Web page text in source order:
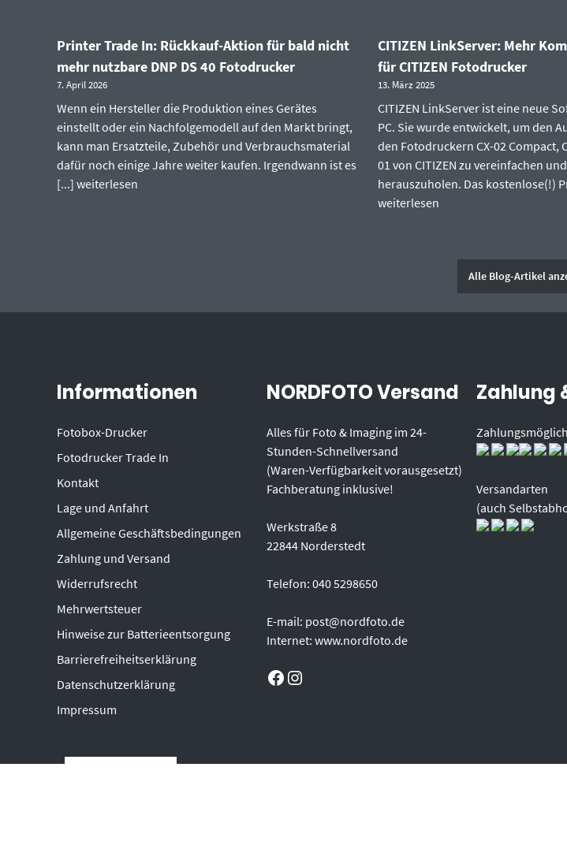
Printer Trade In: Rückkauf-Aktion für bald nicht
mehr nutzbare DNP DS 40 Fotodrucker
7. April 2026
Wenn ein Hersteller die Produktion eines Gerätes
einstellt oder ein Nachfolgemodell auf den Markt bringt,
kann man Ersatzteile, Zubehör und Verbrauchsmaterial
dafür noch einige Jahre weiter kaufen. Irgendwann ist es
[...] weiterlesen
CITIZEN LinkServer: Mehr
für CITIZEN Fotodrucker
13. März 2025
CITIZEN LinkServer ist eine neue
PC. Sie wurde entwickelt, um den
den Fotodruckern CX-02 Compact,
01 von CITIZEN zu vereinfachen
herauszuholen. Das kostenlose(!)
weiterlesen
Alle Blog-Artikel
Informationen
Fotobox-Drucker
Fotodrucker Trade In
Kontakt
Lage und Anfahrt
Allgemeine Geschäftsbedingungen
Zahlung und Versand
Widerrufsrecht
Mehrwertsteuer
Hinweise zur Batterieentsorgung
Barrierefreiheitserklärung
Datenschutzerklärung
Impressum
NORDFOTO Versand
Alles für Foto & Imaging im 24-
Stunden-Schnellversand
(Waren-Verfügbarkeit vorausgesetzt)
Fachberatung inklusive!
Werkstraße 8
22844 Norderstedt
Telefon: 040 5298650
E-mail: post@nordfoto.de
Internet: www.nordfoto.de
Facebook Instagram
Zahlung
Versandarten
(auch